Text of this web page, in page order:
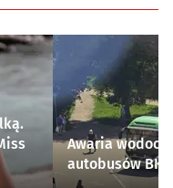
Awaria
autobusów